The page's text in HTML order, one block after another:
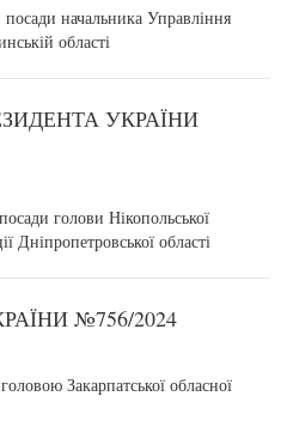
начальника Управління
області
УКРАЇНИ
голови Нікопольської
Дніпропетровської області
№756/2024
Закарпатської обласної